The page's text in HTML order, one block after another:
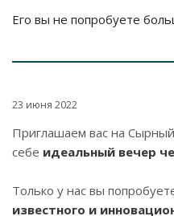
Его вы не попробуете
23 июня 2022
Приглашаем вас на
себе идеальный вечер
Только у нас вы
известного и